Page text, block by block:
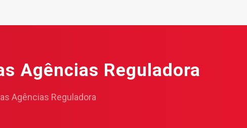
Agências Reguladora
Agências Reguladora